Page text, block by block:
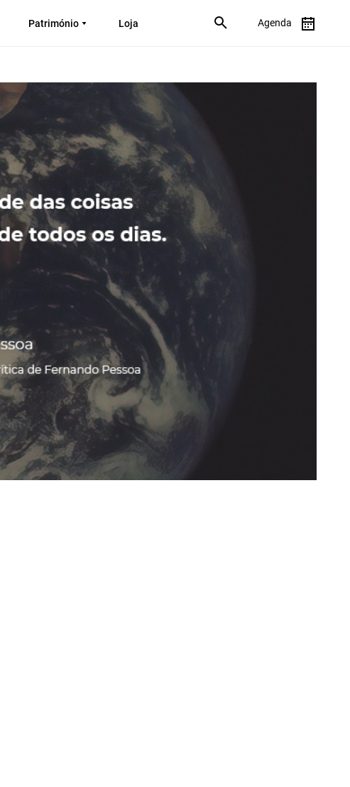
Património Loja Agenda